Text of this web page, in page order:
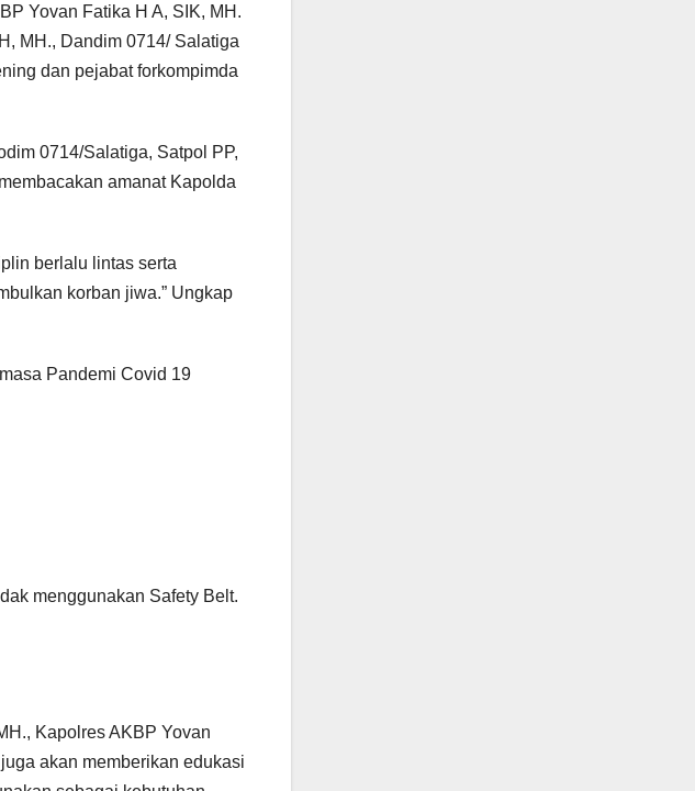
Yovan Fatika H A, SIK, MH.
MH., Dandim 0714/ Salatiga
dan pejabat forkompimda
0714/Salatiga, Satpol PP,
amanat Kapolda
berlalu lintas serta
korban jiwa.” Ungkap
Pandemi Covid 19
menggunakan Safety Belt.
Kapolres AKBP Yovan
akan memberikan edukasi